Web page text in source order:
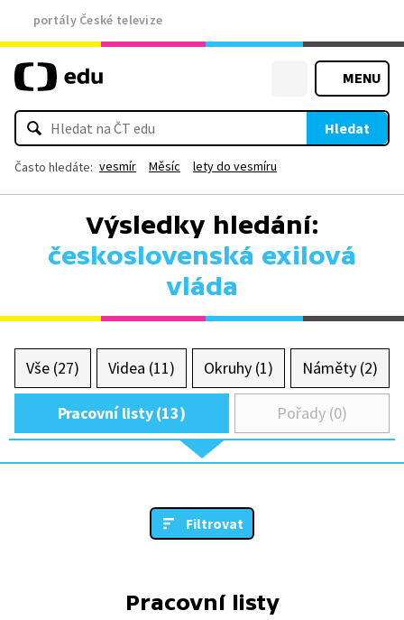
portály České televize
MENU
Hledat
Často hledáte: vesmír Měsíc lety do vesmíru
Výsledky hledání:
československá exilová
vláda
Vše (27) Videa (11) Okruhy (1) Náměty (2)
Pracovní listy (13) Pořady (0)
Filtrovat
Pracovní listy